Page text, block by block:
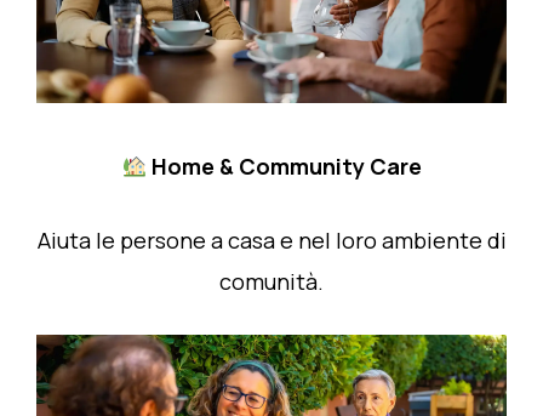
Home & Community Care
Aiuta le persone a casa e nel loro ambiente di
comunità.